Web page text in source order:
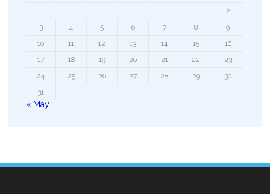
1
2
3
4 5 6 7 8
9
10
11 12 13 14 15
16
17
18 19 20 21 22
23
24
25 26 27 28 29
30
31
« May